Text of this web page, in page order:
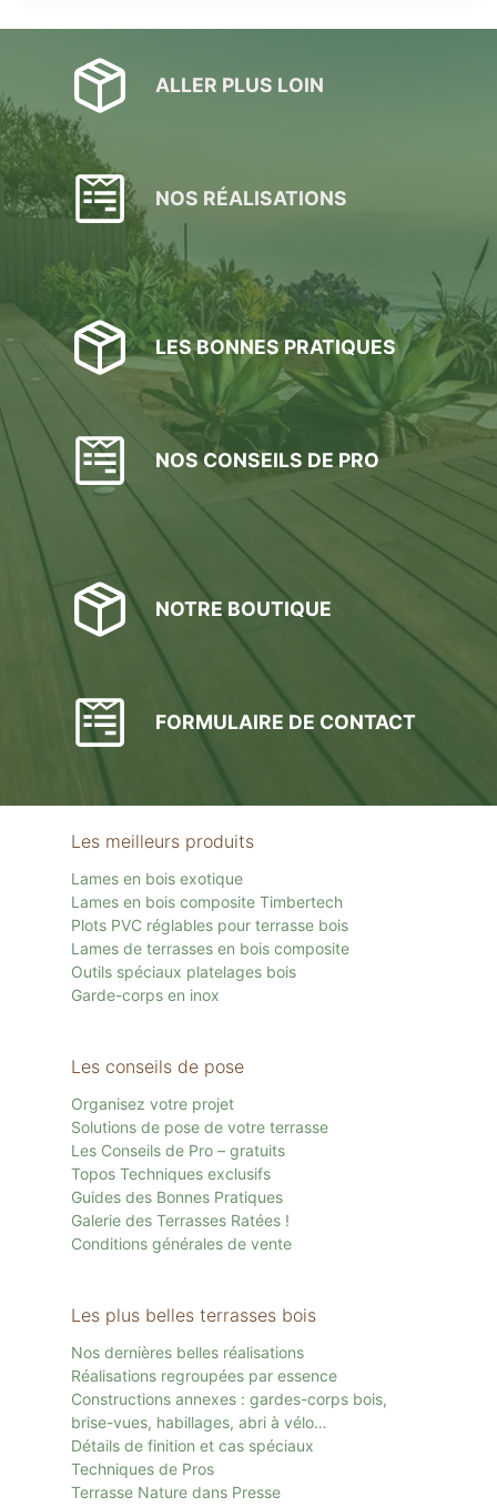
ALLER PLUS LOIN
NOS RÉALISATIONS
LES BONNES PRATIQUES
NOS CONSEILS DE PRO
NOTRE BOUTIQUE
FORMULAIRE DE CONTACT
Les meilleurs produits
Lames en bois exotique
Lames en bois composite Timbertech
Plots PVC réglables pour terrasse bois
Lames de terrasses en bois composite
Outils spéciaux platelages bois
Garde-corps en inox
Les conseils de pose
Organisez votre projet
Solutions de pose de votre terrasse
Les Conseils de Pro – gratuits
Topos Techniques exclusifs
Guides des Bonnes Pratiques
Galerie des Terrasses Ratées !
Conditions générales de vente
Les plus belles terrasses bois
Nos dernières belles réalisations
Réalisations regroupées par essence
Constructions annexes : gardes-corps bois,
brise-vues, habillages, abri à vélo…
Détails de finition et cas spéciaux
Techniques de Pros
Terrasse Nature dans Presse